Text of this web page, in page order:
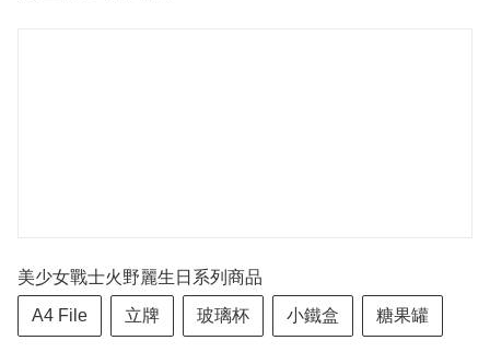
美少女戰士火野麗生日系列商品
A4 File 立牌 玻璃杯 小鐵盒 糖果罐